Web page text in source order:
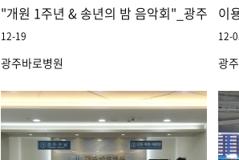
"개원 1주년 & 송년의 밤 음악회"_광주바로
12-19
광주바로병원
이
12-
광